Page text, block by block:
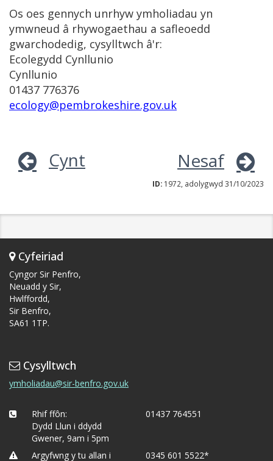
Os oes gennych unrhyw ymholiadau yn
ymwneud â rhywogaethau a safleoedd
gwarchodedig, cysylltwch â'r:
Ecolegydd Cynllunio
Cynllunio
01437 776376
ecology@pembrokeshire.gov.uk
Cynt Nesaf
ID: 1972, adolygwyd 31/10/2023
Cyfeiriad
Cyngor Sir Penfro,
Neuadd y Sir,
Hwlffordd,
Sir Benfro,
SA61 1TP.
Cysylltwch
ymholiadau@sir-benfro.gov.uk
Rhif ffôn:
Dydd Llun i ddydd
Gwener, 9am i 5pm
01437 764551
Argyfwng y tu allan i 0345 601 5522*